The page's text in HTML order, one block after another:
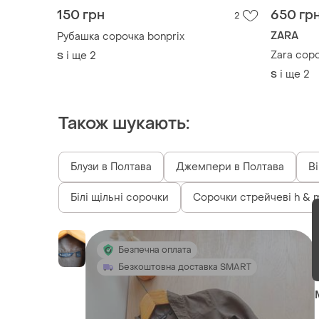
150 грн 2
Рубашка сорочка bonprix
S і ще 2
650
ZARA
Zara
S і ще 2
Також шукають:
Блузи в Полтава Джемпери в Полтава
Білі щільні сорочки Сорочки стрейчеві h &
Безпечна оплата
Безкоштовна доставка SMART